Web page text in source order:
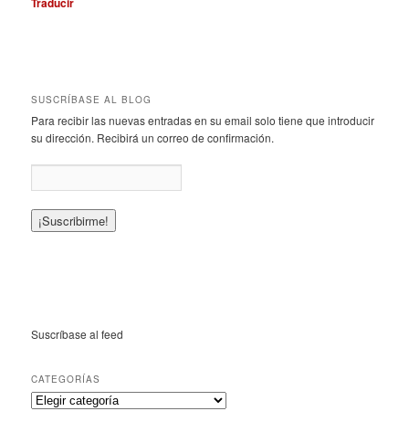
SUSCRÍBASE AL BLOG
Para recibir las nuevas entradas en su email solo tiene que introducir
su dirección. Recibirá un correo de confirmación.
Suscríbase al feed
CATEGORÍAS